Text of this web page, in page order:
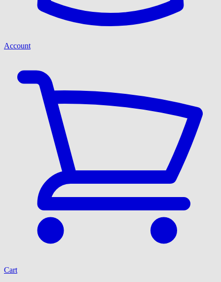
Account
Cart